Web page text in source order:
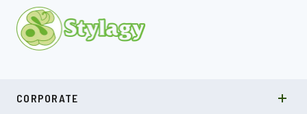
CORPORATE
COMPANY